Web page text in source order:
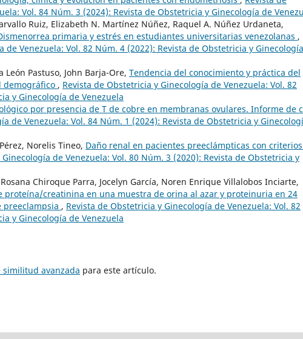
Vol. 84 Núm. 3 (2024): Revista de Obstetricia y Ginecología de
Ruiz, Elizabeth N. Martínez Núñez, Raquel A. Núñez Urdaneta,
primaria y estrés en estudiantes universitarias venezolanas ,
de Venezuela: Vol. 82 Núm. 4 (2022): Revista de Obstetricia y
Pastuso, John Barja-Ore, Tendencia del conocimiento y práctica del
demográfico , Revista de Obstetricia y Ginecología de Venezuela: Vol. 82
y Ginecología de Venezuela
por presencia de T de cobre en membranas ovulares. Informe de
de Venezuela: Vol. 84 Núm. 1 (2024): Revista de Obstetricia y
Norelis Tineo, Daño renal en pacientes preeclámpticas con
de Venezuela: Vol. 80 Núm. 3 (2020): Revista de Obstetricia y
Chiroque Parra, Jocelyn García, Noren Enrique Villalobos Inciarte,
proteína/creatinina en una muestra de orina al azar y proteinuria en 24
preeclampsia , Revista de Obstetricia y Ginecología de Venezuela: Vol. 82
y Ginecología de Venezuela
avanzada para este artículo.